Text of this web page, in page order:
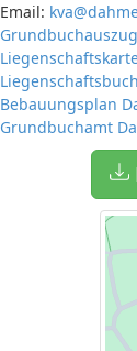
Email:
Bebauungsplan
Grundbuchamt